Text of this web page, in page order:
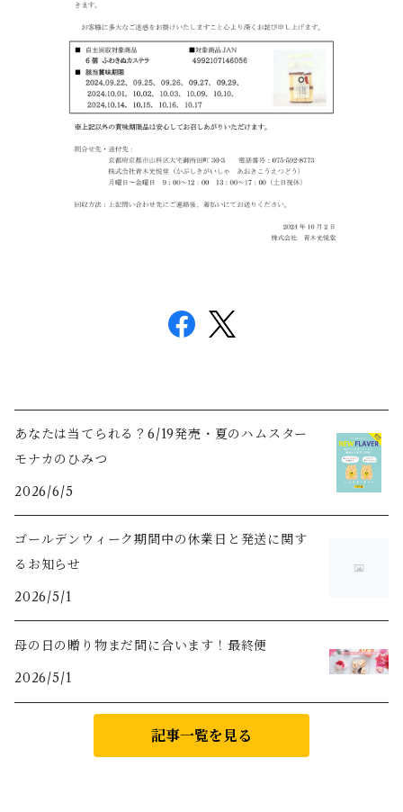
あなたは当てられる？6/19発売・夏のハムスター
モナカのひみつ
2026/6/5
ゴールデンウィーク期間中の休業日と発送に関す
るお知らせ
2026/5/1
母の日の贈り物まだ間に合います！最終便
2026/5/1
記事一覧を見る